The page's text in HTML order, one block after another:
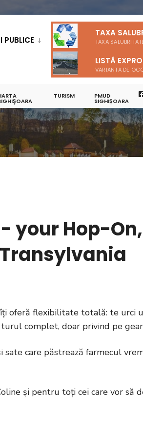
PUBLICE
TAXA
TAXA
LISTĂ
VARIANTA DE
TURISM PMUD
SIGHIȘOARA
- your Hop-
Transylvania
oferă flexibilitate totală: te urci
complet, doar privind pe
care păstrează farmecul
și pentru toți cei care vor să